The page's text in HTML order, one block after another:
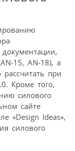
15, AN-18), а
при
Кроме того,
силового
сайте
«Design Ideas»,
силового